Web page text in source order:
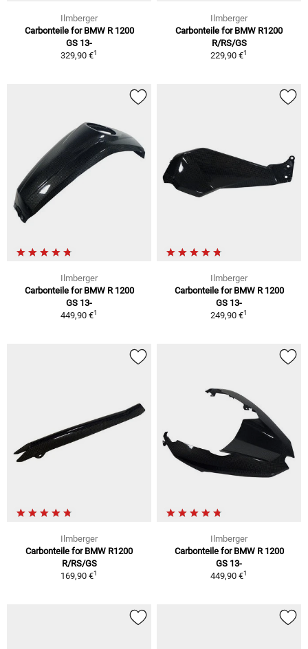
Ilmberger
Carbonteile for BMW R 1200
GS 13-
329,90 €1
Ilmberger
Carbonteile for BMW R1200
R/RS/GS
229,90 €1
Ilmberger
Carbonteile for BMW R 1200
GS 13-
449,90 €1
Ilmberger
Carbonteile for BMW R 1200
GS 13-
249,90 €1
Ilmberger
Carbonteile for BMW R1200
R/RS/GS
169,90 €1
Ilmberger
Carbonteile for BMW R 1200
GS 13-
449,90 €1